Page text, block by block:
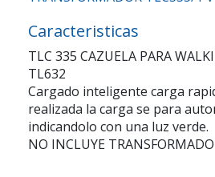
Caracteristicas
TLC 335 CAZUELA PARA
TL632
Cargado inteligente carga
realizada la carga se para
indicandolo con una luz verde.
NO INCLUYE